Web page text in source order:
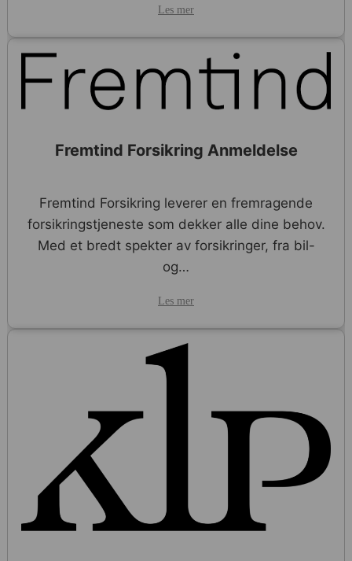
Les mer
Fremtind Forsikring Anmeldelse
Fremtind Forsikring leverer en fremragende
forsikringstjeneste som dekker alle dine behov.
Med et bredt spekter av forsikringer, fra bil-
og…
Les mer